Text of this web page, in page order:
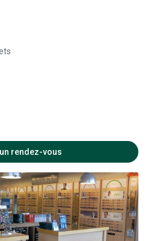
09:30 - 19:00
09:30 - 19:00
09:30 - 19:00
09:30 - 19:00
rendez-vous